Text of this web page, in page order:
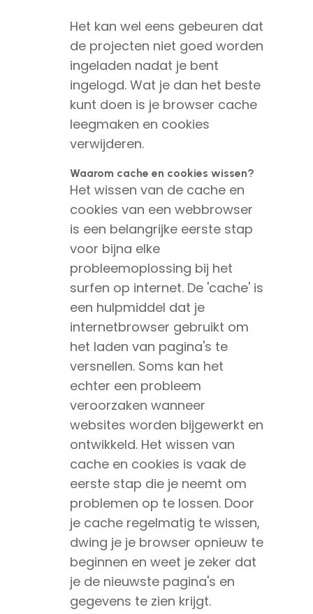
Het kan wel eens gebeuren dat
de projecten niet goed worden
ingeladen nadat je bent
ingelogd. Wat je dan het beste
kunt doen is je browser cache
leegmaken en cookies
verwijderen.
Waarom cache en cookies wissen?
Het wissen van de cache en
cookies van een webbrowser
is een belangrijke eerste stap
voor bijna elke
probleemoplossing bij het
surfen op internet. De 'cache' is
een hulpmiddel dat je
internetbrowser gebruikt om
het laden van pagina's te
versnellen. Soms kan het
echter een probleem
veroorzaken wanneer
websites worden bijgewerkt en
ontwikkeld. Het wissen van
cache en cookies is vaak de
eerste stap die je neemt om
problemen op te lossen. Door
je cache regelmatig te wissen,
dwing je je browser opnieuw te
beginnen en weet je zeker dat
je de nieuwste pagina's en
gegevens te zien krijgt.